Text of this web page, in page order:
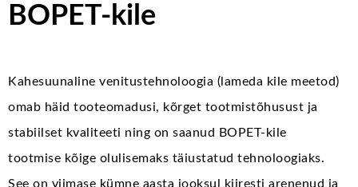
BOPET-kile
Kahesuunaline venitustehnoloogia (lameda kile meetod)
omab häid tooteomadusi, kõrget tootmistõhusust ja
stabiilset kvaliteeti ning on saanud BOPET-kile
tootmise kõige olulisemaks täiustatud tehnoloogiaks.
See on viimase kümne aasta jooksul kiiresti arenenud ja